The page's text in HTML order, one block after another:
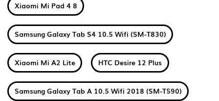
Xiaomi Mi Pad 4 8
Samsung Galaxy Tab S4 10.5 Wifi (SM-T830)
Xiaomi Mi A2 Lite HTC Desire 12 Plus
Samsung Galaxy Tab A 10.5 Wifi 2018 (SM-T590)